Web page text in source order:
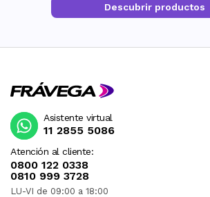
Descubrir productos
Atención al cliente:
0800 122 0338
0810 999 3728
LU-VI de 09:00 a 18:00
Asistente virtual
11 2855 5086